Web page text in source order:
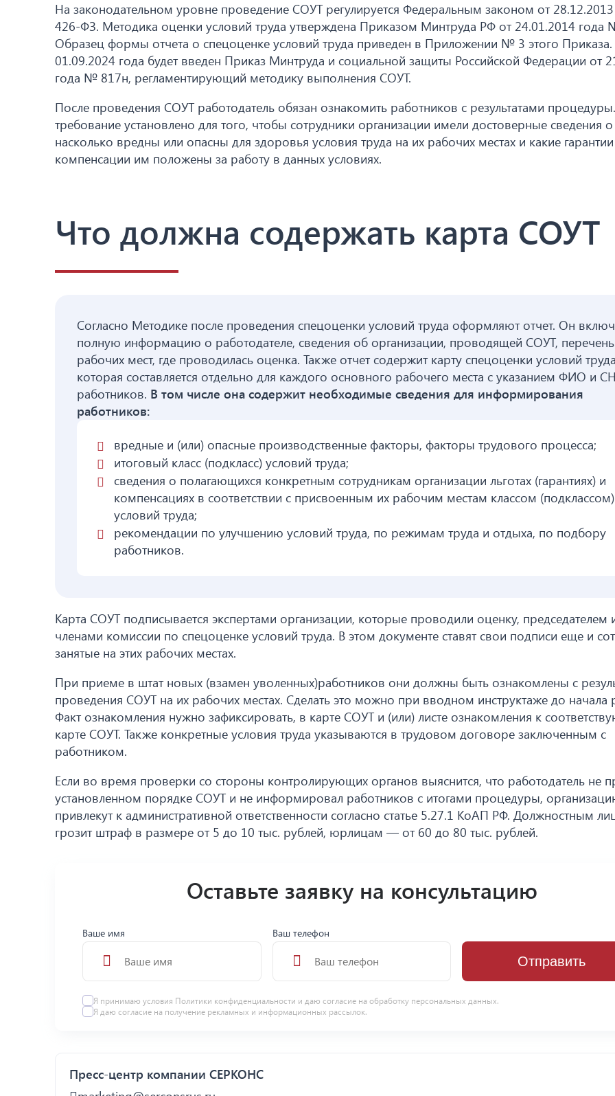
На законодательном уровне проведение СОУТ регулируется Федеральным законом от
426-ФЗ. Методика оценки условий труда утверждена Приказом Минтруда РФ от 24.01.2014 года
Образец формы отчета о спецоценке условий труда приведен в Приложении № 3 этого
01.09.2024 года будет введен Приказ Минтруда и социальной защиты Российской Федерации от
года № 817н, регламентирующий методику выполнения СОУТ.
После проведения СОУТ работодатель обязан ознакомить работников с результатами
требование установлено для того, чтобы сотрудники организации имели достоверные сведения
насколько вредны или опасны для здоровья условия труда на их рабочих местах и какие
компенсации им положены за работу в данных условиях.
Что должна содержать карта СОУТ
Согласно Методике после проведения спецоценки условий труда оформляют отчет. Он
полную информацию о работодателе, сведения об организации, проводящей СОУТ, перечень
рабочих мест, где проводилась оценка. Также отчет содержит карту спецоценки условий
которая составляется отдельно для каждого основного рабочего места с указанием ФИО и
работников. В том числе она содержит необходимые сведения для информирования
работников:
вредные и (или) опасные производственные факторы, факторы трудового процесса;
итоговый класс (подкласс) условий труда;
сведения о полагающихся конкретным сотрудникам организации льготах (гарантиях) и
компенсациях в соответствии с присвоенным их рабочим местам классом (подклассом)
условий труда;
рекомендации по улучшению условий труда, по режимам труда и отдыха, по подбору
работников.
Карта СОУТ подписывается экспертами организации, которые проводили оценку, председателем
членами комиссии по спецоценке условий труда. В этом документе ставят свои подписи еще и
занятые на этих рабочих местах.
При приеме в штат новых (взамен уволенных)работников они должны быть ознакомлены с
проведения СОУТ на их рабочих местах. Сделать это можно при вводном инструктаже до начала
Факт ознакомления нужно зафиксировать, в карте СОУТ и (или) листе ознакомления к
карте СОУТ. Также конкретные условия труда указываются в трудовом договоре заключенным с
работником.
Если во время проверки со стороны контролирующих органов выяснится, что работодатель не
установленном порядке СОУТ и не информировал работников с итогами процедуры,
привлекут к административной ответственности согласно статье 5.27.1 КоАП РФ. Должностным
грозит штраф в размере от 5 до 10 тыс. рублей, юрлицам — от 60 до 80 тыс. рублей.
Оставьте заявку на консультацию
Ваше имя Ваш телефон
Отправить
Я принимаю условия Политики конфиденциальности и даю согласие на обработку персональных данных.
Я даю согласие на получение рекламных и информационных рассылок.
Пресс-центр компании СЕРКОНС